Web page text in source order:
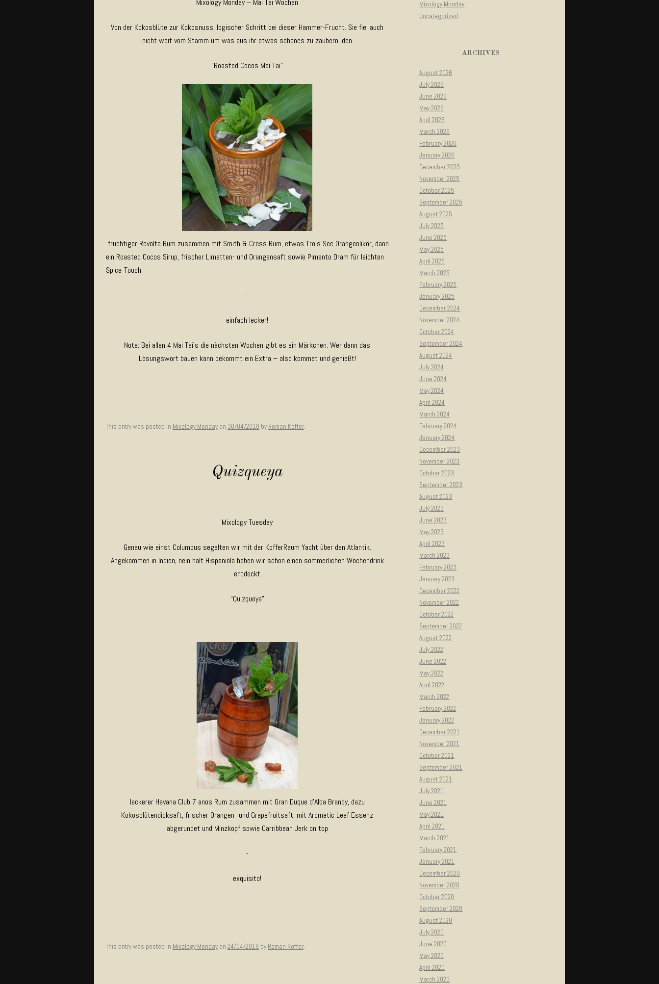
Mixology Monday – Mai Tai Wochen
Von der Kokosblüte zur Kokosnuss, logischer Schritt bei dieser Hammer-Frucht. Sie fiel auch
nicht weit vom Stamm um was aus ihr etwas schönes zu zaubern, den
“Roasted Cocos Mai Tai”
fruchtiger Revolte Rum zusammen mit Smith & Cross Rum, etwas Trois Sec Orangenlikör, dann
ein Roasted Cocos Sirup, frischer Limetten- und Orangensaft sowie Pimento Dram für leichten
Spice-Touch
-
einfach lecker!
Note: Bei allen 4 Mai Tai’s die nächsten Wochen gibt es ein Märkchen. Wer dann das
Lösungswort bauen kann bekommt ein Extra – also kommet und genießt!
This entry was posted in Mixology Monday on 30/04/2018 by Roman Koffer.
Quizqueya
Mixology Tuesday
Genau wie einst Columbus segelten wir mit der KofferRaum Yacht über den Atlantik.
Angekommen in Indien, nein halt Hispaniola haben wir schon einen sommerlichen Wochendrink
entdeckt
“Quizqueya”
leckerer Havana Club 7 anos Rum zusammen mit Gran Duque d’Alba Brandy, dazu
Kokosblütendicksaft, frischer Orangen- und Grapefruitsaft, mit Aromatic Leaf Essenz
abgerundet und Minzkopf sowie Carribbean Jerk on top
-
exquisito!
This entry was posted in Mixology Monday on 24/04/2018 by Roman Koffer.
Mixology Monday
Uncategorized
ARCHIVES
August 2026
July 2026
June 2026
May 2026
April 2026
March 2026
February 2026
January 2026
December 2025
November 2025
October 2025
September 2025
August 2025
July 2025
June 2025
May 2025
April 2025
March 2025
February 2025
January 2025
December 2024
November 2024
October 2024
September 2024
August 2024
July 2024
June 2024
May 2024
April 2024
March 2024
February 2024
January 2024
December 2023
November 2023
October 2023
September 2023
August 2023
July 2023
June 2023
May 2023
April 2023
March 2023
February 2023
January 2023
December 2022
November 2022
October 2022
September 2022
August 2022
July 2022
June 2022
May 2022
April 2022
March 2022
February 2022
January 2022
December 2021
November 2021
October 2021
September 2021
August 2021
July 2021
June 2021
May 2021
April 2021
March 2021
February 2021
January 2021
December 2020
November 2020
October 2020
September 2020
August 2020
July 2020
June 2020
May 2020
April 2020
March 2020